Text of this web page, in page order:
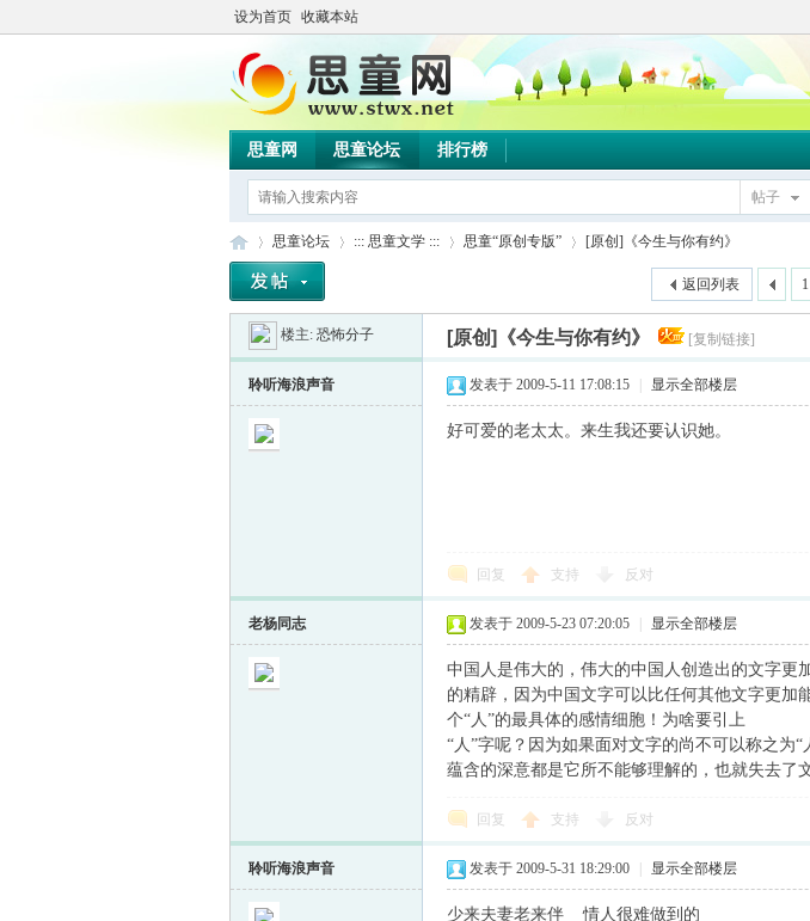
设为首页 收藏本站
思童网 思童论坛 排行榜
帖子
»
思童论坛
›
::: 思童文学 ::: 思童“原创专版”
›
[原创]《今生与你有约》
1
返回列表
楼主: 恐怖分子 [原创]《今生与你有约》 [复制链接]
聆听海浪声音 发表于 2009-5-11 17:08:15 显示全部楼层
好可爱的老太太。来生我还要认识她。
回复 支持 反对
老杨同志 发表于 2009-5-23 07:20:05 显示全部楼层
中国人是伟大的，伟大的中国人创造出的文字更
的精辟，因为中国文字可以比任何其他文字更加
个“人”的最具体的感情细胞！为啥要引上
“人”字呢？因为如果面对文字的尚不可以称之为
蕴含的深意都是它所不能够理解的，也就失去了
回复 支持 反对
聆听海浪声音 发表于 2009-5-31 18:29:00 显示全部楼层
少来夫妻老来伴 情人很难做到的